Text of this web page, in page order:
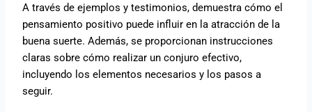
A través de ejemplos y testimonios, demuestra cómo el
pensamiento positivo puede influir en la atracción de la
buena suerte. Además, se proporcionan instrucciones
claras sobre cómo realizar un conjuro efectivo,
incluyendo los elementos necesarios y los pasos a
seguir.